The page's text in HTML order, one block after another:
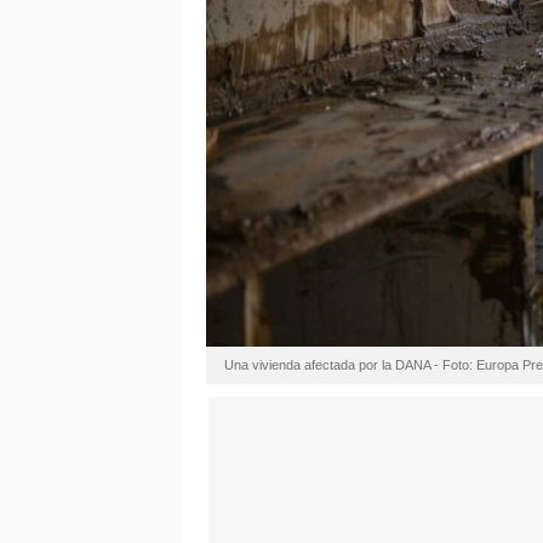
Una vivienda afectada por la DANA - Foto: Europa